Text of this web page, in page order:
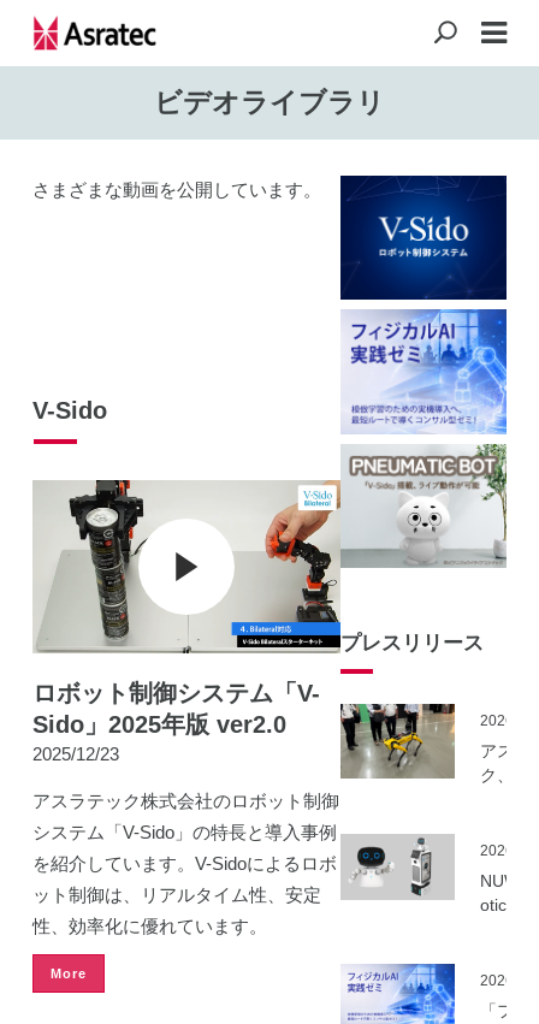
ビデオライブラリ
さまざまな動画を公開しています。
V-Sido
ロボット制御システム「V-
Sido」2025年版 ver2.0
2025/12/23
アスラテック株式会社のロボット制御
システム「V-Sido」の特長と導入事例
を紹介しています。V-Sidoによるロボ
ット制御は、リアルタイム性、安定
性、効率化に優れています。
More
プレスリリース
アスラ
ク、
を活用
建設向
ボット
実施
NUWA
otics社
いを開
「フィ